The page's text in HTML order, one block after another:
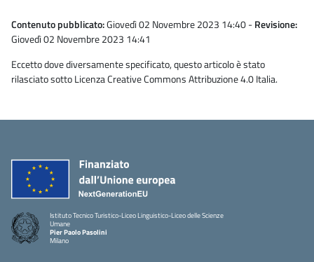
Contenuto pubblicato:Giovedì 02 Novembre 2023 14:40-Revisione:
Giovedì 02 Novembre 2023 14:41
Eccetto dove diversamente specificato, questo articolo è stato
rilasciato sotto Licenza Creative Commons Attribuzione 4.0 Italia.
Istituto Tecnico Turistico-Liceo Linguistico-Liceo delle Scienze
Umane
Pier Paolo Pasolini
Milano